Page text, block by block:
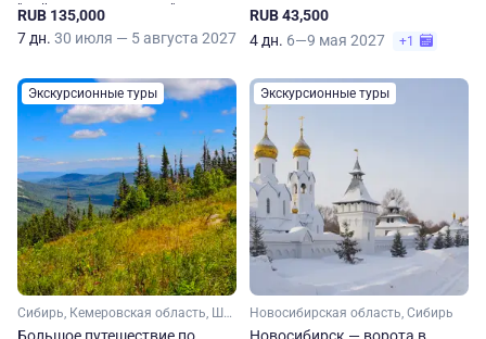
"Байкальская сказка"
RUB 135,000
7 дн. 30 июля — 5 августа 2027
RUB 43,500
4 дн. 6—9 мая 2027 +1
Экскурсионные туры
Сибирь, Кемеровская область, Шерегеш, Новосибирская область
Экскурсионные туры
Новосибирская область, Сибирь